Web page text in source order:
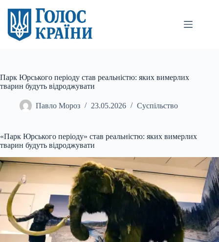
вмісту
Парк Юрського періоду став реальністю: яких вимерлих
тварин будуть відроджувати
Павло Мороз 23.05.2026 Суспільство
«Парк Юрського періоду» став реальністю: яких вимерлих
тварин будуть відроджувати